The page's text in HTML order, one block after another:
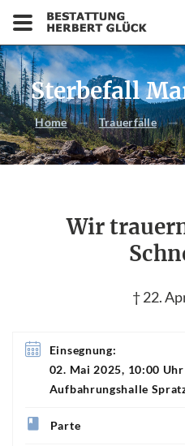
Sterbefall
Home Trauerfälle
Wir
† 22.
Einsegnung:
02. Mai 2025, 10:00 Uhr
Aufbahrungshalle
Parte